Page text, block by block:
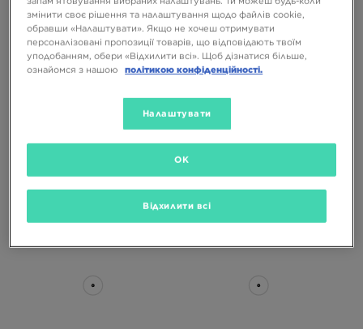
6399 ГРН 6399 ГРН
змінити своє рішення та налаштування щодо файлів cookie,
обравши «Налаштувати». Якщо не хочеш отримувати
персоналізовані пропозиції товарів, що відповідають твоїм
уподобанням, обери «Відхилити всі». Щоб дізнатися більше,
ознайомся з нашою
політикою конфіденційності.
Налаштувати
Відхилити всі
OK